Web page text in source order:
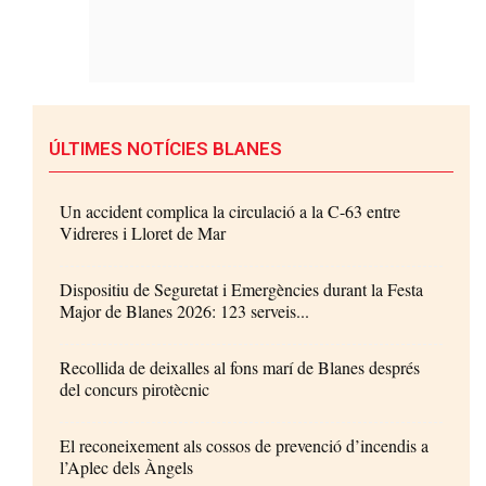
ÚLTIMES NOTÍCIES BLANES
Un accident complica la circulació a la C-63 entre
Vidreres i Lloret de Mar
Dispositiu de Seguretat i Emergències durant la Festa
Major de Blanes 2026: 123 serveis...
Recollida de deixalles al fons marí de Blanes després
del concurs pirotècnic
El reconeixement als cossos de prevenció d’incendis a
l’Aplec dels Àngels